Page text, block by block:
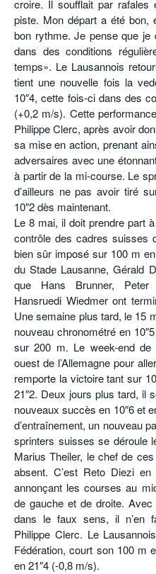
croire. Il soufflait par rafales
piste. Mon départ a été bon,
bon rythme. Je pense que je
dans des conditions
temps». Le Lausannois
tient une nouvelle fois la
10″4, cette fois-ci dans des
(+0,2 m/s). Cette
Philippe Clerc, après avoir
sa mise en action, prenant
adversaires avec une
à partir de la mi-course. Le
d’ailleurs ne pas avoir tiré
10″2 dès maintenant.
Le 8 mai, il doit prendre part
contrôle des cadres suisses
bien sûr imposé sur 100 m
du Stade Lausanne, Gérald
que Hans Brunner,
Hansruedi Wiedmer ont
Une semaine plus tard, le 15
nouveau chronométré en
sur 200 m. Le week-end de
ouest de l’Allemagne pour
remporte la victoire tant sur
21″2. Deux jours plus tard, il
nouveaux succès en 10″6 et
d’entraînement, un nouveau
sprinters suisses se déroule
Marius Theiler, le chef de
absent. C’est Reto Diezi
annonçant les courses au
de gauche et de droite.
dans le faux sens, il n’en
Philippe Clerc. Le
Fédération, court son 100 m
en 21″4 (-0,8 m/s).